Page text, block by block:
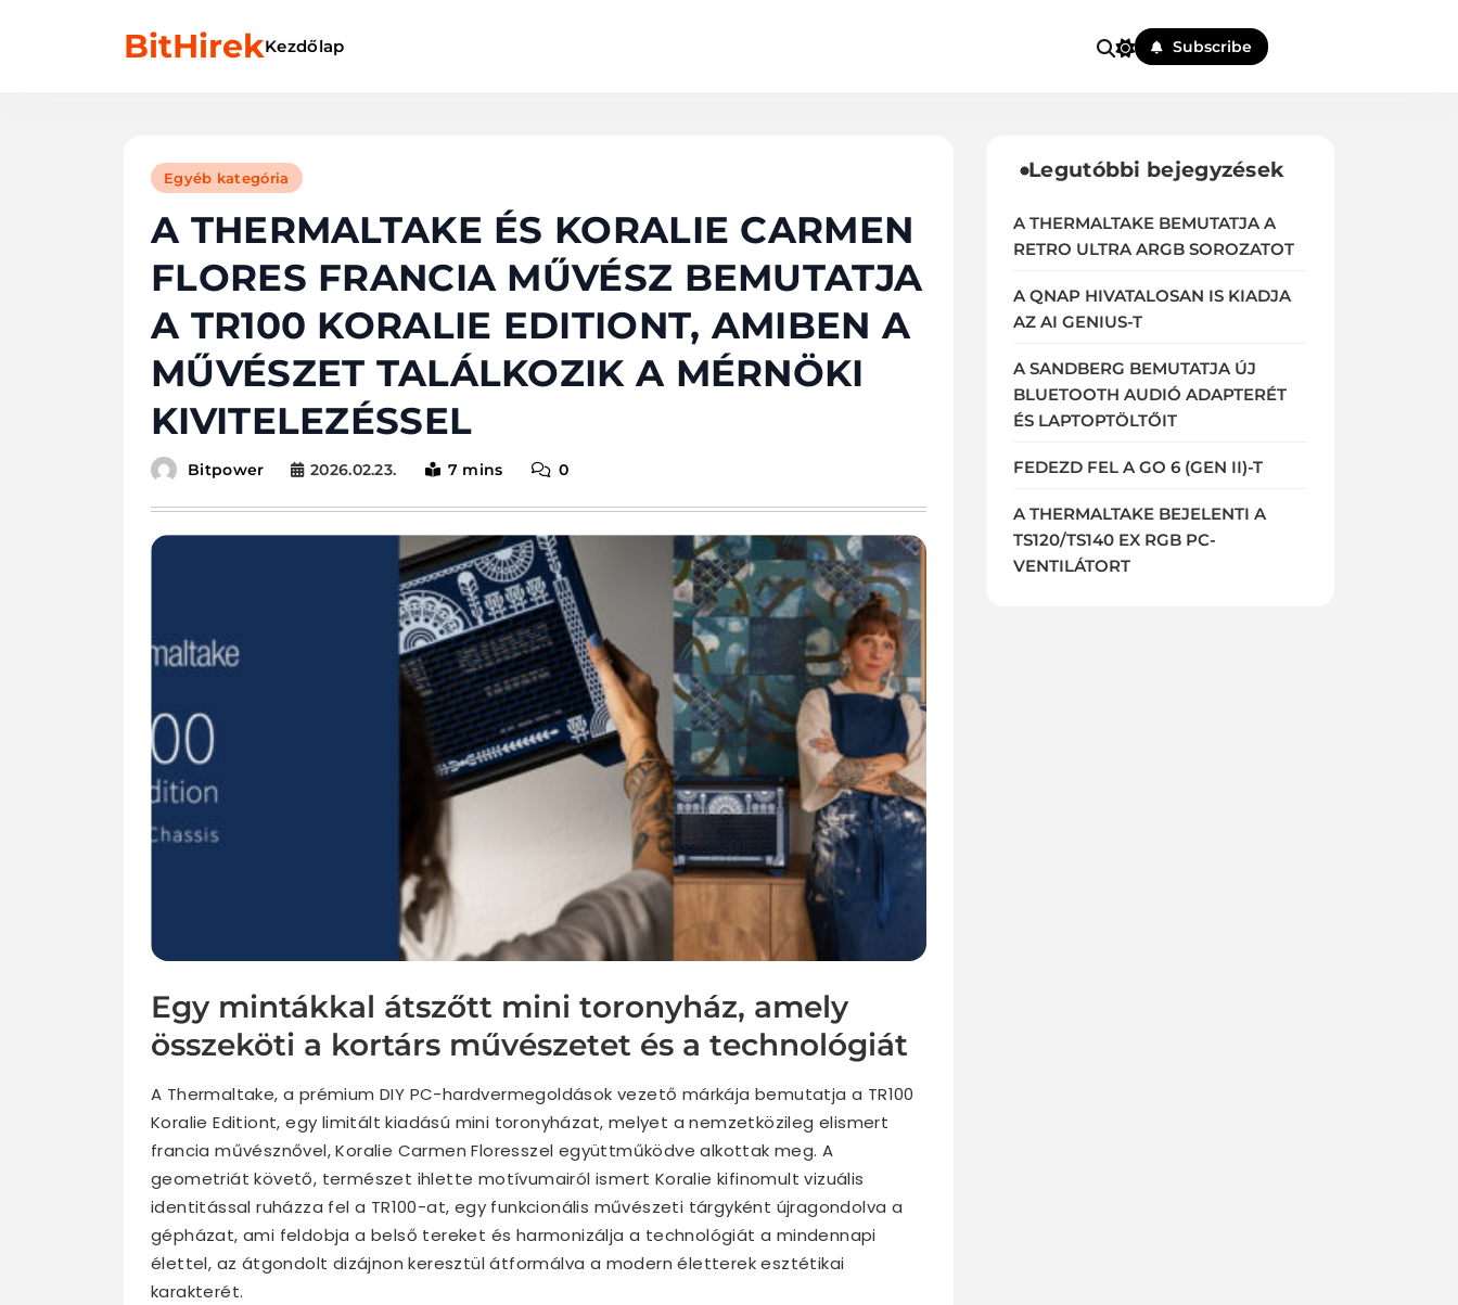
BitHirekKezdőlap Subscribe
Egyéb kategória
A THERMALTAKE ÉS KORALIE CARMEN
FLORES FRANCIA MŰVÉSZ BEMUTATJA
A TR100 KORALIE EDITIONT, AMIBEN A
MŰVÉSZET TALÁLKOZIK A MÉRNÖKI
KIVITELEZÉSSEL
Bitpower 2026.02.23. 7 mins 0
Egy mintákkal átszőtt mini toronyház, amely
összeköti a kortárs művészetet és a technológiát
A Thermaltake, a prémium DIY PC-hardvermegoldások vezető márkája bemutatja a TR100
Koralie Editiont, egy limitált kiadású mini toronyházat, melyet a nemzetközileg elismert
francia művésznővel, Koralie Carmen Floresszel együttműködve alkottak meg. A
geometriát követő, természet ihlette motívumairól ismert Koralie kifinomult vizuális
identitással ruházza fel a TR100-at, egy funkcionális művészeti tárgyként újragondolva a
gépházat, ami feldobja a belső tereket és harmonizálja a technológiát a mindennapi
élettel, az átgondolt dizájnon keresztül átformálva a modern életterek esztétikai
karakterét.
Legutóbbi bejegyzések
A THERMALTAKE BEMUTATJA A
RETRO ULTRA ARGB SOROZATOT
A QNAP HIVATALOSAN IS KIADJA
AZ AI GENIUS-T
A SANDBERG BEMUTATJA ÚJ
BLUETOOTH AUDIÓ ADAPTERÉT
ÉS LAPTOPTÖLTŐIT
FEDEZD FEL A GO 6 (GEN II)-T
A THERMALTAKE BEJELENTI A
TS120/TS140 EX RGB PC-
VENTILÁTORT